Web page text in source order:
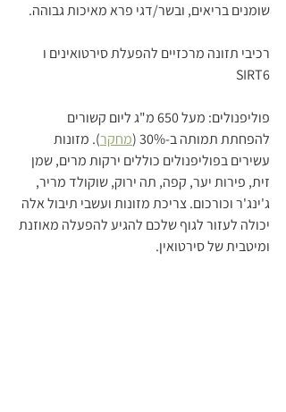
שומנים בריאים, ובשר/דגי פרא מאיכות גבוהה.
רכיבי תזונה מרכזיים להפעלת סירטואינים ו
SIRT6
פוליפנולים: מעל 650 מ"ג ליום קשורים
להפחתת תמותה ב-30% (
מחקר). מזונות
עשירים בפוליפנולים כוללים ירקות מרים, שמן
זית, פירות יער, קפה, תה ירוק, שוקולד מריר,
ג'ינג'ר וכורכום. צריכת מזונות ועשבי תיבול אלה
יכולה לעזור לגוף שלכם להגיע להפעלה מאוזנת
ומיטבית של סירטואין.